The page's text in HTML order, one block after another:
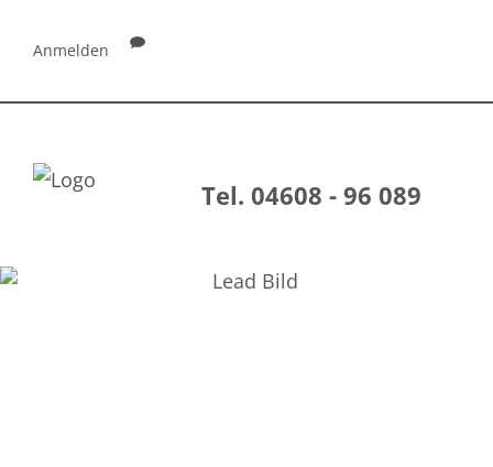
Anmelden
Tel. 04608 - 96 089